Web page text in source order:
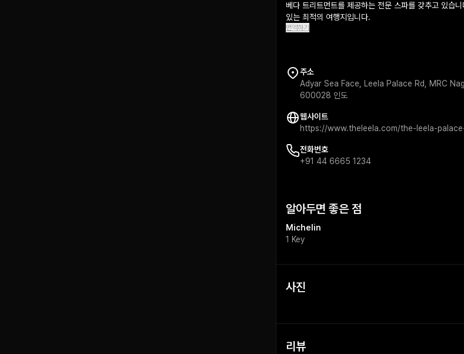
베다 트리트먼트를 제공하는 전문 스파를 갖추고 있습
있는 최적의 여행지입니다.
번역하기
주소
Adyar Sea Face, Leela Palace Rd, MRC
600028 인도
웹사이트
https://www.theleela.com/the-leela-
전화번호
+91 44 6665 1234
알아두면 좋은 점
Michelin
1 Key
사진
리뷰